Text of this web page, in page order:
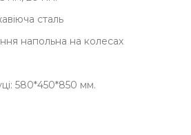
сталь
напольна на колесах
580*450*850 мм.